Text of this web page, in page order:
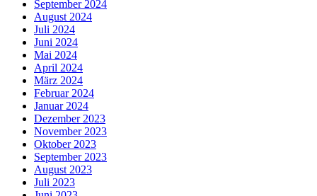
September 2024
August 2024
Juli 2024
Juni 2024
Mai 2024
April 2024
März 2024
Februar 2024
Januar 2024
Dezember 2023
November 2023
Oktober 2023
September 2023
August 2023
Juli 2023